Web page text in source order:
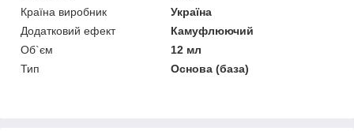
Країна виробник
Україна
Додатковий ефект
Камуфлюючий
Об`єм
12 мл
Тип
Основа (база)